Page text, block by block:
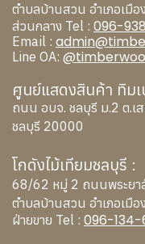
ตำบลบ้านสวน อำเภอเมื
ส่วนกลาง Tel : 096-
Email :
Line OA:
ศูนย์แสดงสินค้า ทิม
ถนน อบจ. ชลบุรี ม.2 ต.เ
ชลบุรี 20000
โกดังไม้เทียมชลบุรี :
68/62 หมู่ 2 ถนนพระยา
ตำบลบ้านสวน อำเภอเมื
ฝ่ายขาย Tel : 096-134-